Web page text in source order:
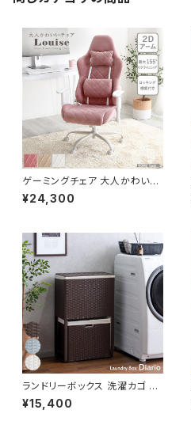
ゲーミングチェア 大人かわいい
チェア エレガントチェア ワーク
チェア オフィスチェア イス チェ
¥24,300
ランドリーボックス 洗濯カゴ 幅
50 奥行25 高さ80 完成品 新
生活 一人暮らし ランドリー収納
¥15,400